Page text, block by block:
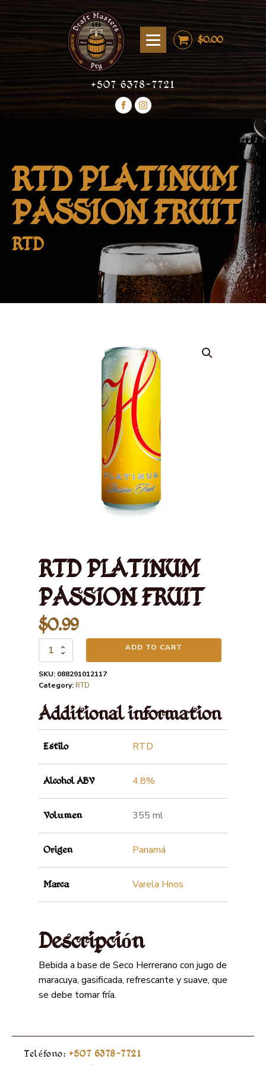
$0.00
+507 6378-7721
RTD PLATINUM
PASSION FRUIT
RTD
RTD PLATINUM
PASSION FRUIT
$0.99
RTD
PLATINUM
PASSION
FRUIT
ADD TO CART
SKU: 088291012117
Category: RTD
Additional information
Estilo RTD
Alcohol ABV 4.8%
Volumen 355 ml
Origen Panamá
Marca Varela Hnos
Descripción
Bebida a base de Seco Herrerano con jugo de
maracuya, gasificada, refrescante y suave, que
se debe tomar fría.
Teléfono: +507 6378-7721